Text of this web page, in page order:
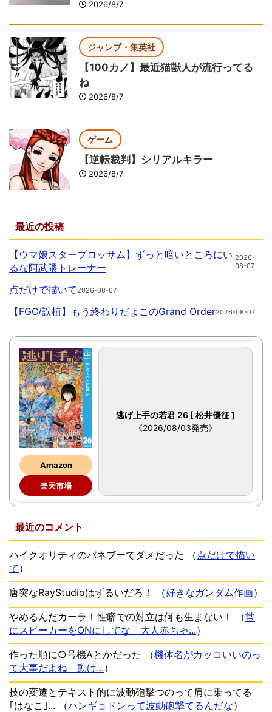
2026/8/7
ジャンプ・集英社
【100カノ】最近猫獣人が流行ってる
ね
2026/8/7
ゲーム
【逆転裁判】シリアルキラー
2026/8/7
最近の投稿
【ウマ娘スターブロッサム】ずっと暗いところにい
るな阿武隈トレーナー
2026-
08-07
点だけで描いて2026-08-07
【FGO/誤植】もう終わりだよこのGrand Order2026-08-07
Amazon
楽天市場
逃げ上手の若君 26 [ 松井優征 ]
《2026/08/03発売》
最近のコメント
ハイクオリティのバネブーでダメだった （ 点だけで描い
て ）
唐突なRayStudioはずるいだろ！
（好きなガンダム作画）
やめるんだカーラ！性癖での対立は何も生まない！
（常
にスピーカーをONにしてな 大人赤ちゃ...）
作った順に○号機Aとかだった
（機体名がカッコいいのっ
て大事だよね 動け...）
技の変遷とテキスト的に波動砲撃つのって肩に乗ってる
｢はなこ｣...
（ハンギョドンって波動砲撃てるんだな）